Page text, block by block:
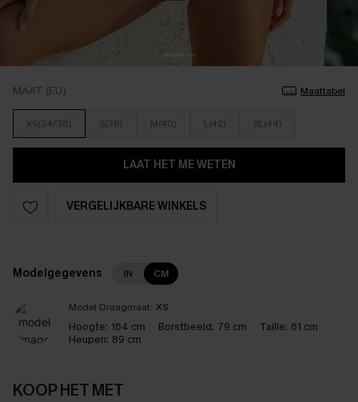
MAAT (EU) Maattabel
XS(34/36) S(38) M(40) L(42) XL(44)
LAAT HET ME WETEN
VERGELIJKBARE WINKELS
Modelgegevens IN CM
Model Draagmaat: XS
Hoogte: 164 cm Borstbeeld: 79 cm Taille: 61 cm
Heupen: 89 cm
KOOP HET MET